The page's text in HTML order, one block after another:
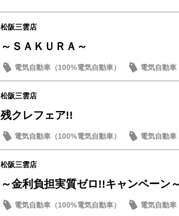
松阪三雲店
～ＳＡＫＵＲＡ～
電気自動車（100%電気自動車）
電気自動車
イベント・フェア
試乗車・展示車
成約
松阪三雲店
残クレフェア!!
電気自動車（100%電気自動車）
電気自動車
イベント・フェア
お買得車情報
日産の
松阪三雲店
～金利負担実質ゼロ!!キャンペーン
電気自動車（100%電気自動車）
電気自動車